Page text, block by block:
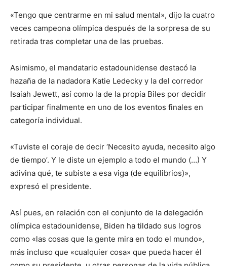
«Tengo que centrarme en mi salud mental», dijo la cuatro
veces campeona olímpica después de la sorpresa de su
retirada tras completar una de las pruebas.
Asimismo, el mandatario estadounidense destacó la
hazaña de la nadadora Katie Ledecky y la del corredor
Isaiah Jewett, así como la de la propia Biles por decidir
participar finalmente en uno de los eventos finales en
categoría individual.
«Tuviste el coraje de decir ‘Necesito ayuda, necesito algo
de tiempo’. Y le diste un ejemplo a todo el mundo (…) Y
adivina qué, te subiste a esa viga (de equilibrios)»,
expresó el presidente.
Así pues, en relación con el conjunto de la delegación
olímpica estadounidense, Biden ha tildado sus logros
como «las cosas que la gente mira en todo el mundo»,
más incluso que «cualquier cosa» que pueda hacer él